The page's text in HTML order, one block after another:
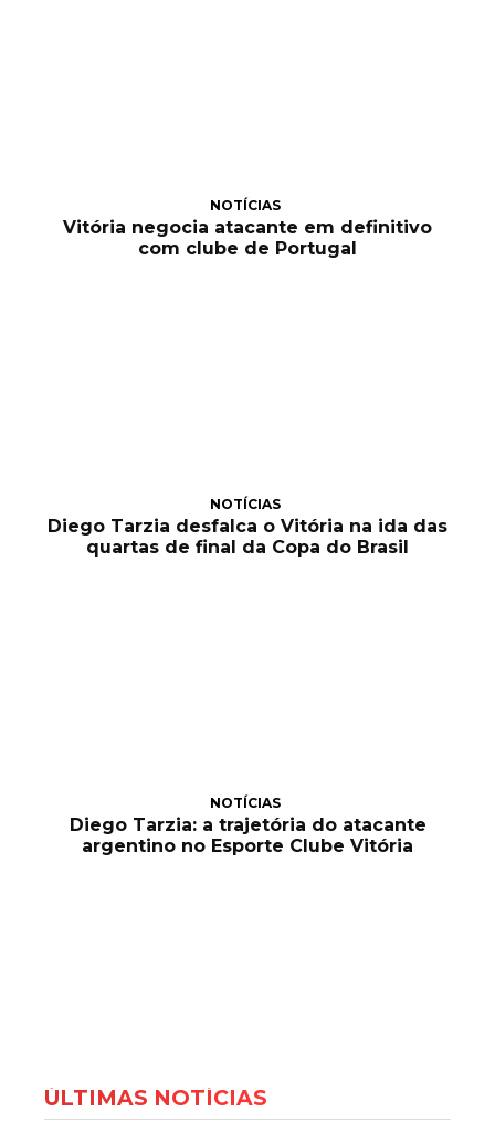
NOTÍCIAS
Vitória negocia atacante em definitivo
com clube de Portugal
NOTÍCIAS
Diego Tarzia desfalca o Vitória na ida das
quartas de final da Copa do Brasil
NOTÍCIAS
Diego Tarzia: a trajetória do atacante
argentino no Esporte Clube Vitória
ÚLTIMAS NOTÍCIAS